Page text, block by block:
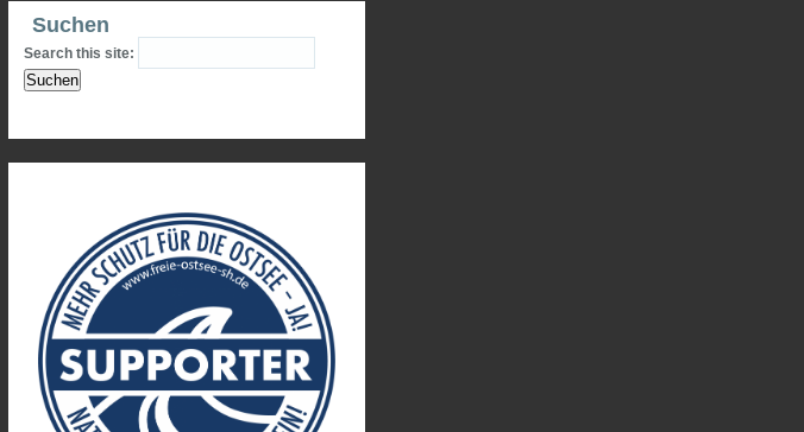
Suchen
Search this site: